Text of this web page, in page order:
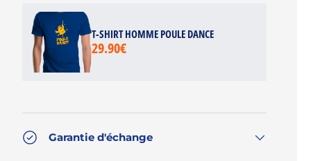
T-SHIRT HOMME POULE DANCE
29.90€
Garantie d'échange